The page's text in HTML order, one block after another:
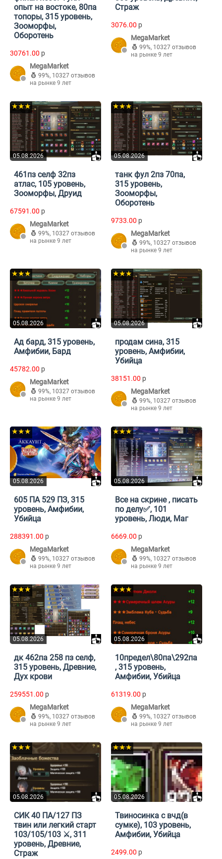
опыт на востоке, 80па
топоры, 315 уровень,
Зооморфы,
Оборотень
30761.00 p
MegaMarket
99%, 10327 отзывов
на рынке 9 лет
Страж
3076.00 p
MegaMarket
99%, 10327 отзывов
на рынке 9 лет
05.08.2026
★★★
461пз селф 32пз
атлас, 105 уровень,
Зооморфы, Друид
67591.00 p
MegaMarket
99%, 10327 отзывов
на рынке 9 лет
05.08.2026
★★★
танк фул 2пз 70па,
315 уровень,
Зооморфы,
Оборотень
9733.00 p
MegaMarket
99%, 10327 отзывов
на рынке 9 лет
05.08.2026
★★★
Ад бард, 315 уровень,
Амфибии, Бард
45782.00 p
MegaMarket
99%, 10327 отзывов
на рынке 9 лет
05.08.2026
★★★
продам сина, 315
уровень, Амфибии,
Убийца
38151.00 p
MegaMarket
99%, 10327 отзывов
на рынке 9 лет
05.08.2026
★★★
605 ПА 529 ПЗ, 315
уровень, Амфибии,
Убийца
288391.00 p
MegaMarket
99%, 10327 отзывов
на рынке 9 лет
05.08.2026
★★★
Все на скрине , писать
по делу✅, 101
уровень, Люди, Маг
6669.00 p
MegaMarket
99%, 10327 отзывов
на рынке 9 лет
05.08.2026
★★★
дк 462па 258 пз селф,
315 уровень, Древние,
Дух крови
259551.00 p
MegaMarket
99%, 10327 отзывов
на рынке 9 лет
05.08.2026
★★★
10предел\80па\292па
, 315 уровень,
Амфибии, Убийца
61319.00 p
MegaMarket
99%, 10327 отзывов
на рынке 9 лет
05.08.2026
★★★
СИК 40 ПА/127 ПЗ
твин или легкий старт
103/105/103 ⚔️, 311
уровень, Древние,
Страж
05.08.2026
★★★
Твиносинка с вчд(в
сумке), 103 уровень,
Амфибии, Убийца
2499.00 p